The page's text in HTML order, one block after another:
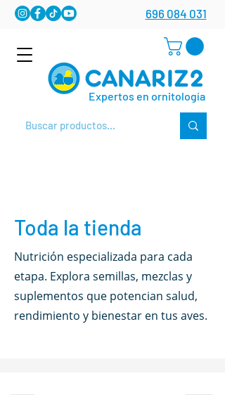
Expertos en ornitología
696 084 031
Toda la tienda
Nutrición especializada para cada
etapa. Explora semillas, mezclas y
suplementos que potencian salud,
rendimiento y bienestar en tus aves.